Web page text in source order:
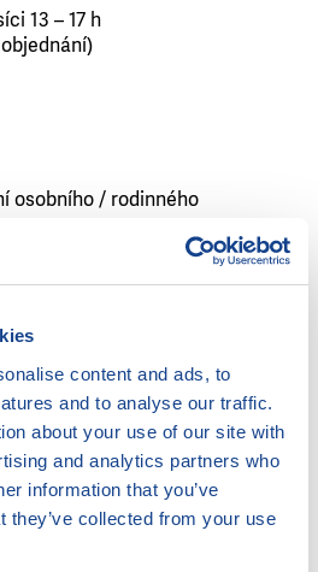
content and ads, to
and to analyse our traffic.
about your use of our site with
and analytics partners who
information that you’ve
they’ve collected from your use
13 – 17 h
osobního / rodinného
s věřiteli
hrozící nedobrovolné dražby
sporů
minulostí či lidé bez